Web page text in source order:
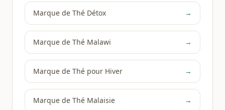
Marque de Thé Détox →
Marque de Thé Malawi →
Marque de Thé pour Hiver →
Marque de Thé Malaisie →